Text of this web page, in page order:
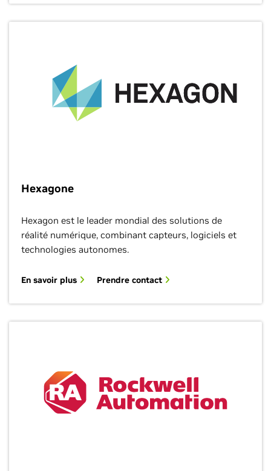
Hexagone
Hexagon est le leader mondial des solutions de
réalité numérique, combinant capteurs, logiciels et
technologies autonomes.
En savoir plus Prendre contact